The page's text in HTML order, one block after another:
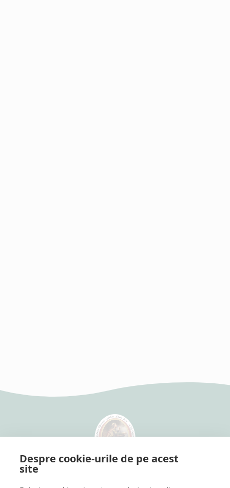
cu Program Prelungit "Szent Imre"
Despre cookie-urile de pe acest
site